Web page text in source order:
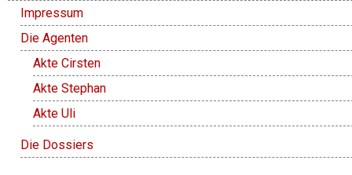
Impressum
Die Agenten
Akte Cirsten
Akte Stephan
Akte Uli
Die Dossiers